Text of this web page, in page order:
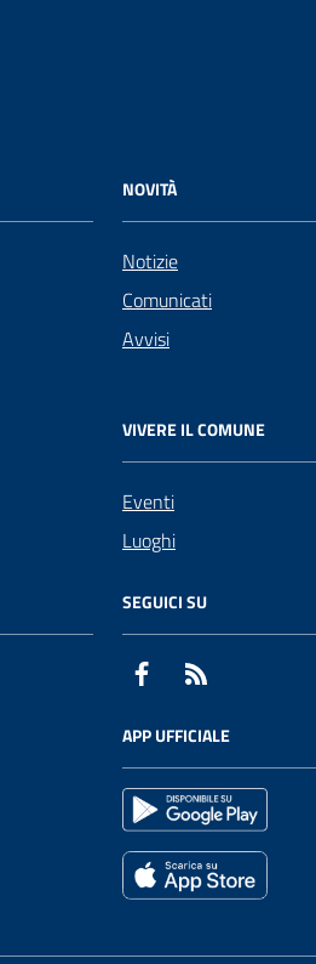
NOVITÀ
Notizie
Comunicati
Avvisi
VIVERE IL COMUNE
Eventi
Luoghi
SEGUICI SU
Facebook
APP UFFICIALE